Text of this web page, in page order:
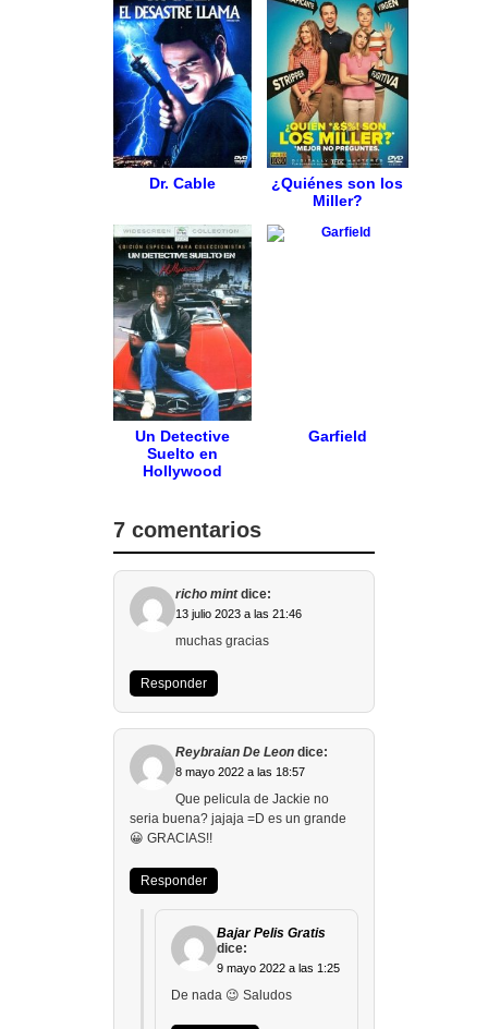
Dr. Cable
¿Quiénes son los
Miller?
Un Detective
Suelto en
Hollywood
Garfield
7 comentarios
richo mint dice:
13 julio 2023 a las 21:46
muchas gracias
Responder
Reybraian De Leon dice:
8 mayo 2022 a las 18:57
Que pelicula de Jackie no
seria buena? jajaja =D es un grande
😀 GRACIAS!!
Responder
Bajar Pelis Gratis
dice:
9 mayo 2022 a las 1:25
De nada 😉 Saludos